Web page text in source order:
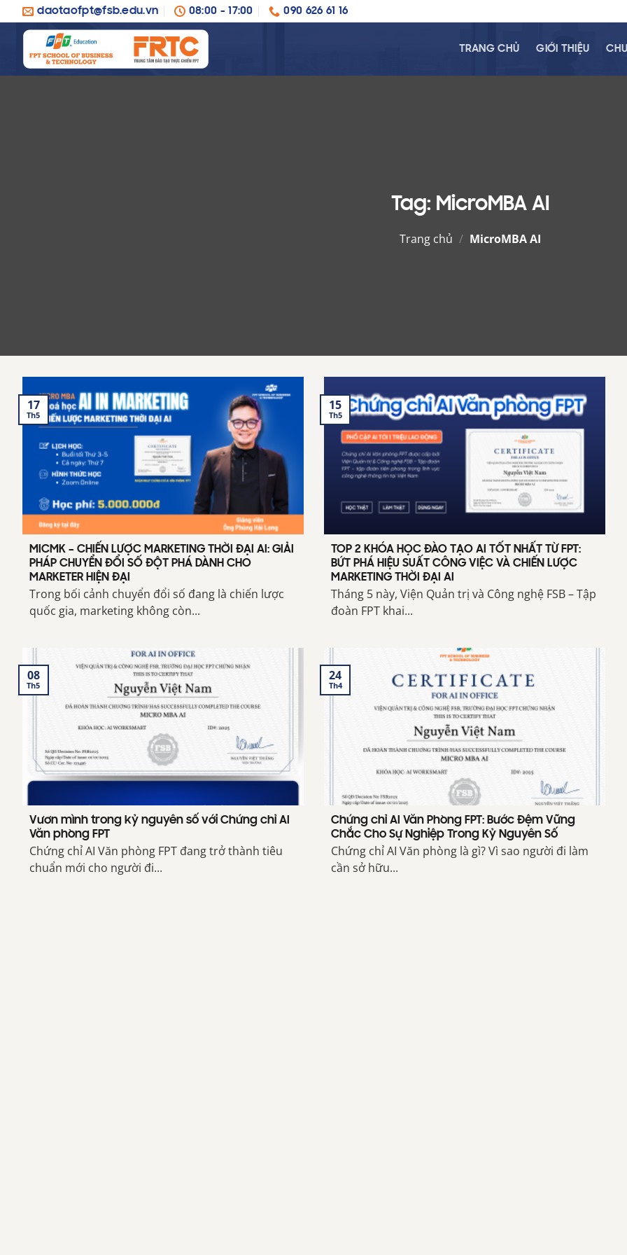
Chuyển
đến
daotaofpt@fsb.edu.vn 08:00 - 17:00 090 626 61 16
TRANG CHỦ GIỚI THIỆU
Tag: MicroMBA AI
Trang chủ / MicroMBA AI
MICMK – CHIẾN LƯỢC MARKETING THỜI ĐẠI AI: GIẢI
PHÁP CHUYỂN ĐỔI SỐ ĐỘT PHÁ DÀNH CHO
MARKETER HIỆN ĐẠI
Trong bối cảnh chuyển đổi số đang là chiến lược
quốc gia, marketing không còn...
17
Th5
TOP 2 KHÓA HỌC ĐÀO TẠO AI TỐT NHẤT TỪ FPT:
BỨT PHÁ HIỆU SUẤT CÔNG VIỆC VÀ CHIẾN LƯỢC
MARKETING THỜI ĐẠI AI
Tháng 5 này, Viện Quản trị và Công nghệ FSB – Tập
đoàn FPT khai...
15
Th5
Vươn mình trong kỷ nguyên số với Chứng chỉ AI
Văn phòng FPT
Chứng chỉ AI Văn phòng FPT đang trở thành tiêu
chuẩn mới cho người đi...
08
Th5
Chứng chỉ AI Văn Phòng FPT: Bước Đệm Vững
Chắc Cho Sự Nghiệp Trong Kỷ Nguyên Số
Chứng chỉ AI Văn phòng là gì? Vì sao người đi làm
cần sở hữu...
24
Th4